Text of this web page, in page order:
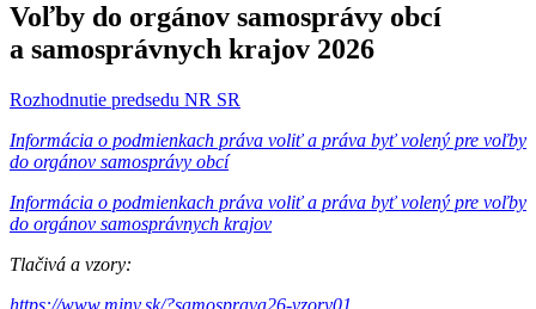
Voľby do orgánov samosprávy obcí
a samosprávnych krajov 2026
Rozhodnutie predsedu NR SR
Informácia o podmienkach práva voliť a práva byť volený pre voľby
do orgánov samosprávy obcí
Informácia o podmienkach práva voliť a práva byť volený pre voľby
do orgánov samosprávnych krajov
Tlačivá a vzory:
https://www.minv.sk/?samosprava26-vzory01